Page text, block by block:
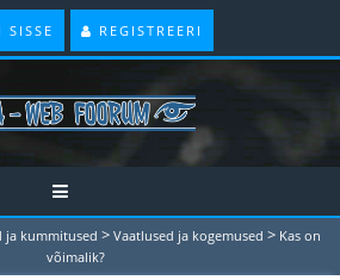
SISSE REGISTREERI
ja kummitused > Vaatlused ja kogemused > Kas on
võimalik?